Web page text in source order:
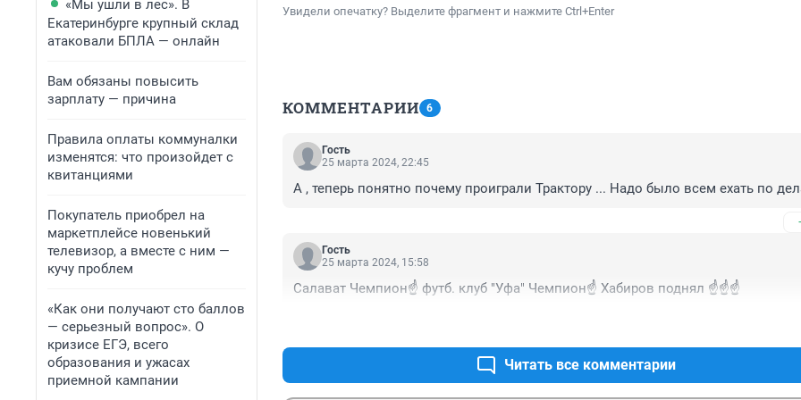
«Мы ушли в лес». В
Екатеринбурге крупный склад
атаковали БПЛА — онлайн
Вам обязаны повысить
зарплату — причина
Правила оплаты коммуналки
изменятся: что произойдет с
квитанциями
Покупатель приобрел на
маркетплейсе новенький
телевизор, а вместе с ним —
кучу проблем
«Как они получают сто баллов
— серьезный вопрос». О
кризисе ЕГЭ, всего
образования и ужасах
приемной кампании
Увидели опечатку? Выделите фрагмент и нажмите Ctrl+Enter
КОММЕНТАРИИ 6
Гость
25 марта 2024, 22:45
А , теперь понятно почему проиграли Трактору ... Надо было всем ехать по
Гость
25 марта 2024, 15:58
Салават Чемпион☝️ футб. клуб "Уфа" Чемпион☝️ Хабиров поднял ☝️☝️☝️
Читать все комментарии